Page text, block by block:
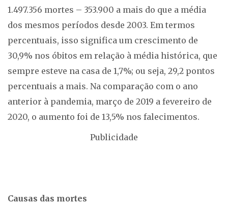
1.497.356 mortes – 353.900 a mais do que a média
dos mesmos períodos desde 2003. Em termos
percentuais, isso significa um crescimento de
30,9% nos óbitos em relação à média histórica, que
sempre esteve na casa de 1,7%; ou seja, 29,2 pontos
percentuais a mais. Na comparação com o ano
anterior à pandemia, março de 2019 a fevereiro de
2020, o aumento foi de 13,5% nos falecimentos.
Publicidade
Causas das mortes